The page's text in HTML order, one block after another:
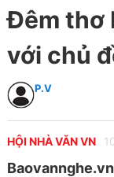
Đêm thơ
với chủ
P.V
HỘI NHÀ VĂN VN